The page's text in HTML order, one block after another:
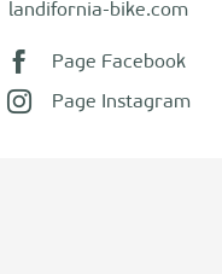
landifornia-bike.com
Page Facebook
Page Instagram